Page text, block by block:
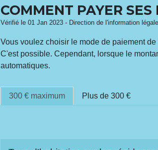
COMMENT PAYER
Vérifié le 01 Jan 2023 - Direction de l'information
Vous voulez choisir le mode de paiement
C'est possible. Cependant, lorsque le
automatiques.
300 € maximum Plus de 300 €